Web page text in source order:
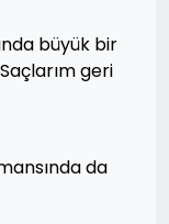
büyük bir
geri
da